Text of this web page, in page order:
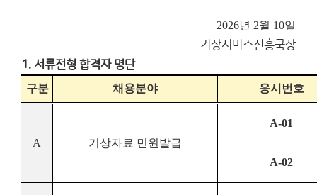
2026년 2월 10일
기상서비스진흥국장
1. 서류전형 합격자 명단
구분 채용분야 응시번호
A 기상자료 민원발급
A-01
A-02